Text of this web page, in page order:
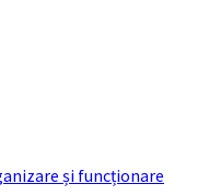
și funcționare